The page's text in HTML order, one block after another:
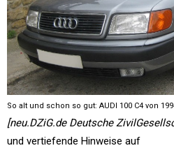
So alt und schon so gut: AUDI 100 C4 von
[neu.DZiG.de Deutsche
und vertiefende Hinweise auf